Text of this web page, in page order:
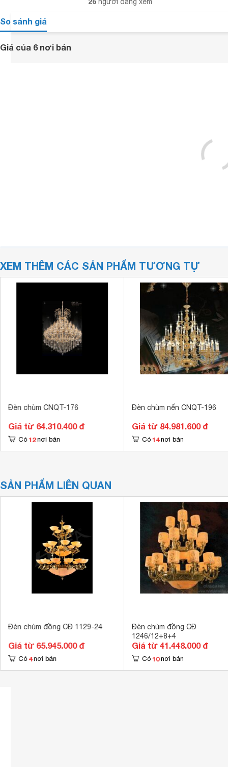
So sánh giá
Giá của 6 nơi bán
XEM THÊM CÁC SẢN PHẨM TƯƠNG TỰ
Đèn chùm CNQT-176
Giá từ 64.310.400 đ
Có 12 nơi bán
Đèn chùm nến CNQT-196
Giá từ 84.981.600 đ
Có 14 nơi bán
SẢN PHẨM LIÊN QUAN
Đèn chùm đồng CĐ 1129-24
Giá từ 65.945.000 đ
Có 4 nơi bán
Đèn chùm đồng CĐ
1246/12+8+4
Giá từ 41.448.000 đ
Có 10 nơi bán